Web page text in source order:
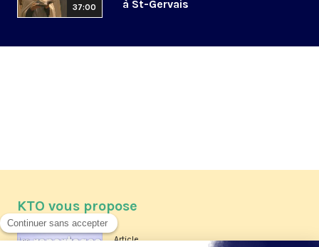
37:00
à St-Gervais
KTO vous propose
Article